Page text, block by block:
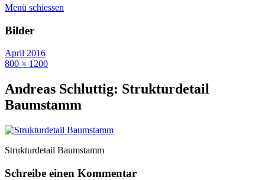
Menü schiessen
Bilder
April 2016
800 × 1200
Andreas Schluttig: Strukturdetail
Baumstamm
Strukturdetail Baumstamm
Schreibe einen Kommentar